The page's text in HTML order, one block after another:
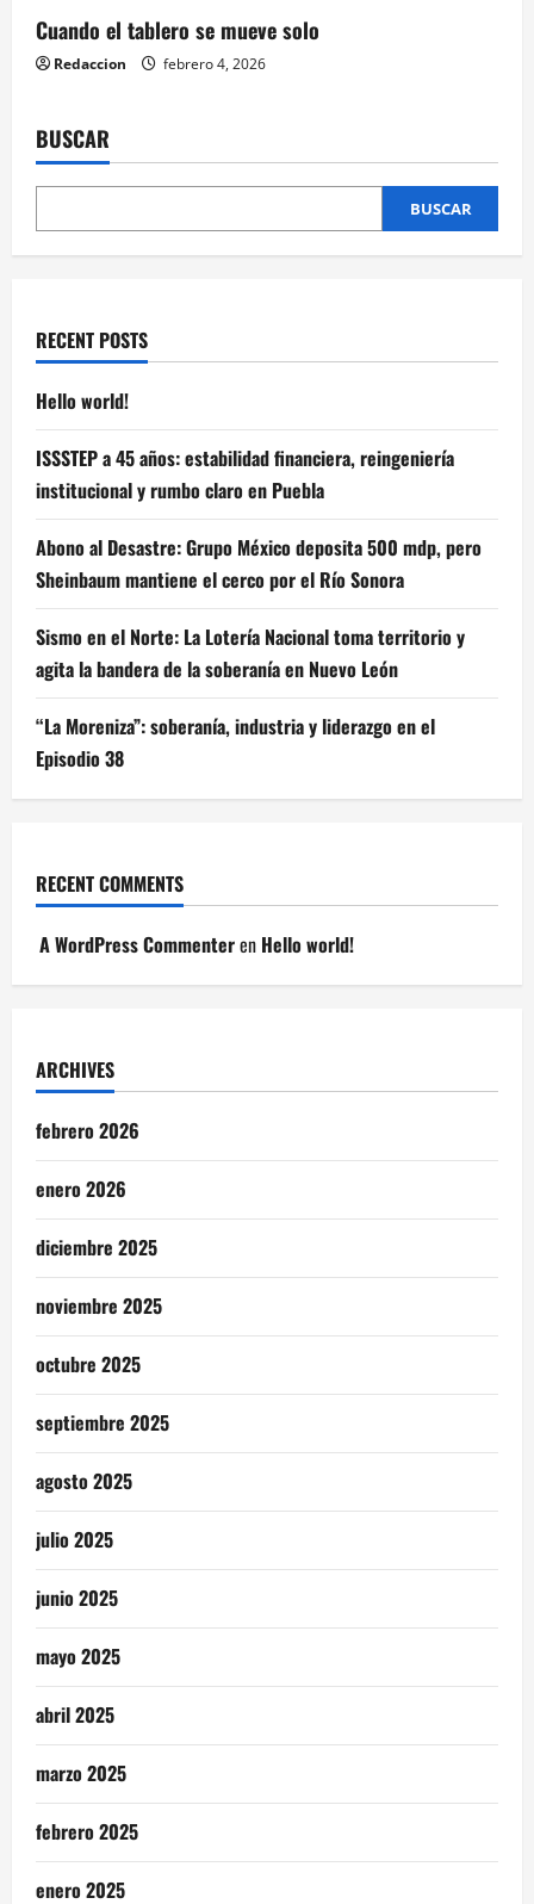
Cuando el tablero se mueve solo
Redaccion febrero 4, 2026
BUSCAR
BUSCAR
RECENT POSTS
Hello world!
ISSSTEP a 45 años: estabilidad financiera, reingeniería
institucional y rumbo claro en Puebla
Abono al Desastre: Grupo México deposita 500 mdp, pero
Sheinbaum mantiene el cerco por el Río Sonora
Sismo en el Norte: La Lotería Nacional toma territorio y
agita la bandera de la soberanía en Nuevo León
“La Moreniza”: soberanía, industria y liderazgo en el
Episodio 38
RECENT COMMENTS
A WordPress Commenteren Hello world!
ARCHIVES
febrero 2026
enero 2026
diciembre 2025
noviembre 2025
octubre 2025
septiembre 2025
agosto 2025
julio 2025
junio 2025
mayo 2025
abril 2025
marzo 2025
febrero 2025
enero 2025